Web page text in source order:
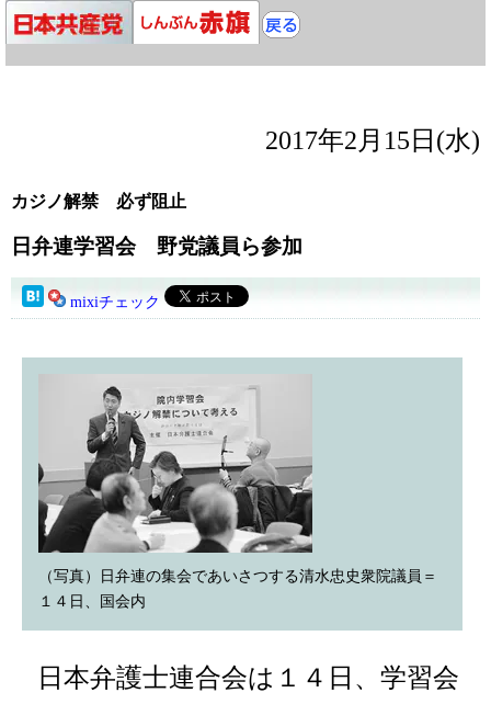
2017年2月15日(水)
カジノ解禁 必ず阻止
日弁連学習会 野党議員ら参加
mixiチェック
（写真）日弁連の集会であいさつする清水忠史衆院議員＝
１４日、国会内
日本弁護士連合会は１４日、学習会